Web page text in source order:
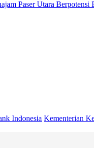
Paser Utara Berpotensi
Indonesia Kementerian